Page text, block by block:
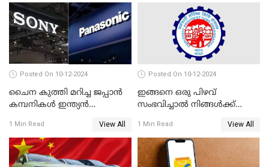
Posted On 10-12-2024
ചൈന കുത്തി മറിച്ച ജപ്പാൻ
കമ്പനികൾ ഇന്ത്യൻ
വീണ്ടും മുന്നിൽ
1 Min Read View All
Posted On 10-12-2024
ഇങ്ങനെ ഒരു പിഴവ്
സംഭവിച്ചാൽ നിങ്ങൾക്ക്
1 Min Read View All